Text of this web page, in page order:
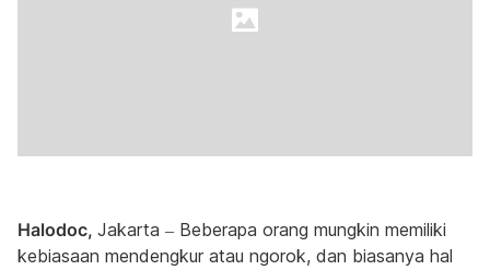
Halodoc, Jakarta – Beberapa orang mungkin memiliki
kebiasaan mendengkur atau ngorok, dan biasanya hal